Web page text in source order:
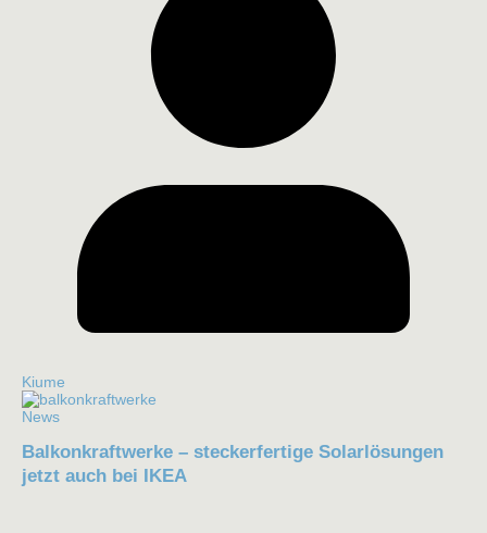
Kiume
News
Balkonkraftwerke – steckerfertige Solarlösungen
jetzt auch bei IKEA